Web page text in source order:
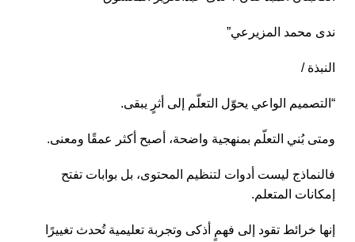
ندى محمد المزيرعي”
النبذة /
“التصميم الواعي يحوّل التعلّم إلى أثرٍ يبقى.
ومتى بُني التعلّم بمنهجية واضحة، أصبح أكثر عمقًا ومعنى.
فالنماذج ليست أدوات لتنظيم المحتوى، بل بوابات تفتح
إمكانات المتعلم.
إنها خرائط تقود إلى فهمٍ أذكى وتجربة تعليمية تُحدث تغييرًا